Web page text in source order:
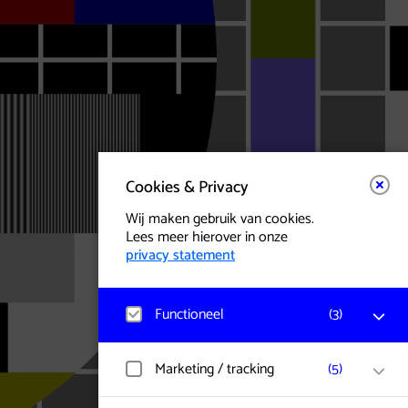
Cookies & Privacy
Wij maken gebruik van cookies.
Lees meer hierover in onze
privacy statement
Functioneel (3)
Matomo
gebruik wordt gemeten en
Marketing / tracking (5)